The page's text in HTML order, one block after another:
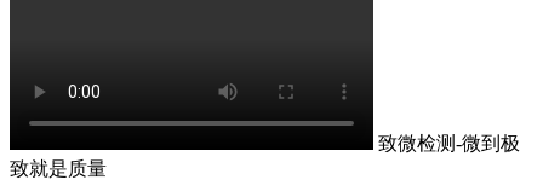
致微检测-微到极
致就是质量